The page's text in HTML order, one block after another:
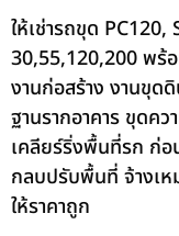
ให้เช่ารถขุด
30,55,120,200 พร้
งานก่อสร้าง งานขุด
ฐานรากอาคาร ขุดค
เคลียร์ริ่งพื้นที่รก ก่
กลบปรับพื้นที่ จ้างเห
ให้ราคาถูก